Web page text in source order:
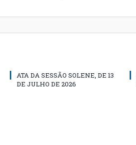
ATA DA SESSÃO SOLENE, DE 13
DE JULHO DE 2026